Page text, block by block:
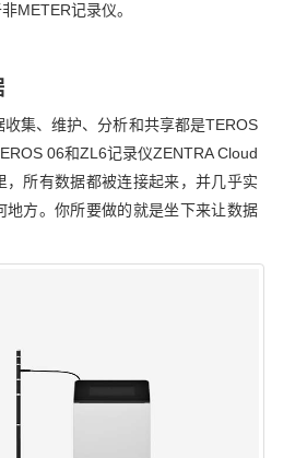
METER记录仪。
集、维护、分析和共享都是TEROS
06和ZL6记录仪ZENTRA Cloud
，所有数据都被连接起来，并几乎实
地方。你所要做的就是坐下来让数据